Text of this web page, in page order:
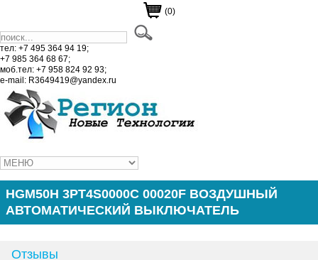
(0)
тел: +7 495 364 94 19;
+7 985 364 68 67;
моб.тел: +7 958 824 92 93;
e-mail: R3649419@yandex.ru
HGM50H 3PT4S0000C 00020F ВОЗДУШНЫЙ
АВТОМАТИЧЕСКИЙ ВЫКЛЮЧАТЕЛЬ
Отзывы